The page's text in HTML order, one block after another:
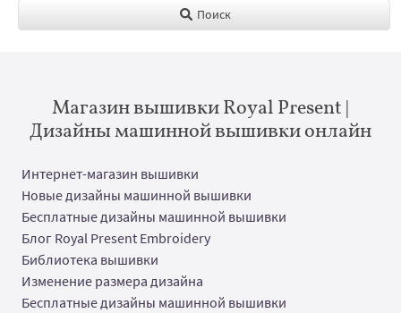
Поиск
Магазин вышивки Royal Present |
Дизайны машинной вышивки онлайн
Интернет-магазин вышивки
Новые дизайны машинной вышивки
Бесплатные дизайны машинной вышивки
Блог Royal Present Embroidery
Библиотека вышивки
Изменение размера дизайна
Бесплатные дизайны машинной вышивки